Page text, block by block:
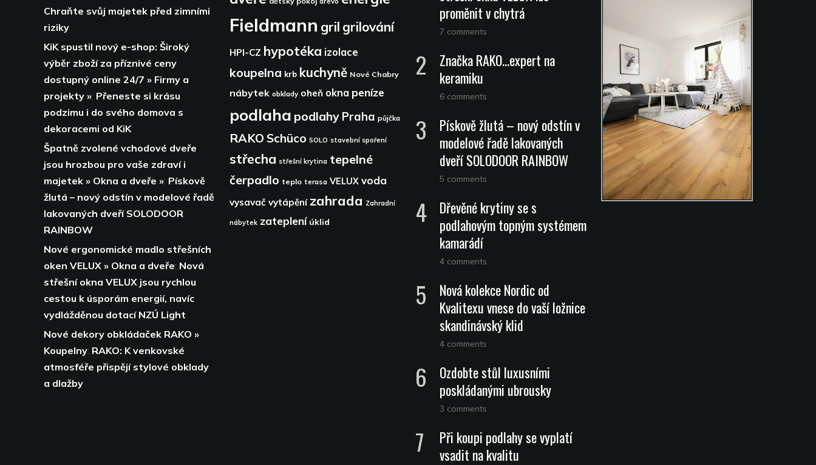
Chraňte svůj majetek před zimními
riziky
KiK spustil nový e-shop: Široký
výběr zboží za příznivé ceny
dostupný online 24/7 » Firmy a
projekty »: Přeneste si krásu
podzimu i do svého domova s
dekoracemi od KiK
Špatně zvolené vchodové dveře
jsou hrozbou pro vaše zdraví i
majetek » Okna a dveře »: Pískově
žlutá – nový odstín v modelové řadě
lakovaných dveří SOLODOOR
RAINBOW
Nové ergonomické madlo střešních
oken VELUX » Okna a dveře: Nová
střešní okna VELUX jsou rychlou
cestou k úsporám energií, navíc
vydlážděnou dotací NZÚ Light
Nové dekory obkládaček RAKO »
Koupelny: RAKO: K venkovské
atmosféře přispějí stylové obklady
a dlažby
Fieldmann gril grilování
HPI-CZ hypotéka izolace
koupelna krb kuchyně Nové Chabry
nábytek obklady oheň okna peníze
podlaha podlahy Praha půjčka
RAKO Schüco SOLO stavební spoření
střecha střešní krytina tepelné
čerpadlo teplo terasa VELUX voda
vysavač vytápění zahrada Zahradní
nábytek zateplení úklid
proměnit v chytrá
7 comments
Značka RAKO…expert na
keramiku
6 comments
Pískově žlutá – nový odstín v
modelové řadě lakovaných
dveří SOLODOOR RAINBOW
5 comments
Dřevěné krytiny se s
podlahovým topným systémem
kamarádí
4 comments
Nová kolekce Nordic od
Kvalitexu vnese do vaší ložnice
skandinávský klid
4 comments
Ozdobte stůl luxusními
poskládanými ubrousky
3 comments
Při koupi podlahy se vyplatí
vsadit na kvalitu